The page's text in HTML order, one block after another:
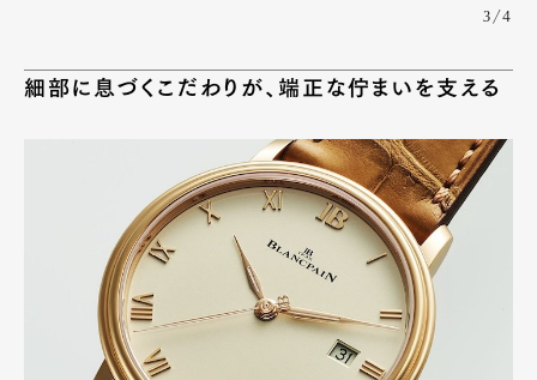
3/4
細部に息づくこだわりが、端正な佇まいを支える